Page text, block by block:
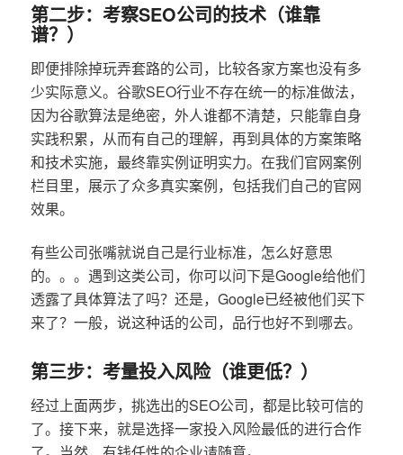
第二步：考察SEO公司的技术（谁靠
谱？）
即便排除掉玩弄套路的公司，比较各家方案也没有多
少实际意义。谷歌SEO行业不存在统一的标准做法，
因为谷歌算法是绝密，外人谁都不清楚，只能靠自身
实践积累，从而有自己的理解，再到具体的方案策略
和技术实施，最终靠实例证明实力。在我们官网案例
栏目里，展示了众多真实案例，包括我们自己的官网
效果。
有些公司张嘴就说自己是行业标准，怎么好意思
的。。。遇到这类公司，你可以问下是Google给他们
透露了具体算法了吗？还是，Google已经被他们买下
来了？一般，说这种话的公司，品行也好不到哪去。
第三步：考量投入风险（谁更低？）
经过上面两步，挑选出的SEO公司，都是比较可信的
了。接下来，就是选择一家投入风险最低的进行合作